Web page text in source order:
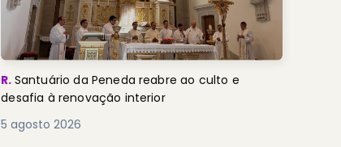
R. Santuário da Peneda reabre ao culto e
desafia à renovação interior
5 agosto 2026